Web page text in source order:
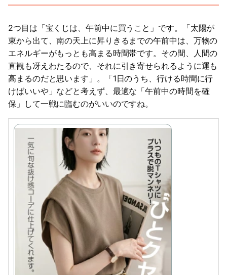
2つ目は「宝くじは、午前中に買うこと」です。「太陽が
東から出て、南の天上に昇りきるまでの午前中は、万物の
エネルギーがもっとも高まる時間帯です。その間、人間の
直観も冴えわたるので、それに引き寄せられるように運も
高まるのだと思います」。「1日のうち、行ける時間に行
けばいいや」などと考えず、最適な「午前中の時間を確
保」して一戦に臨むのがいいのですね。